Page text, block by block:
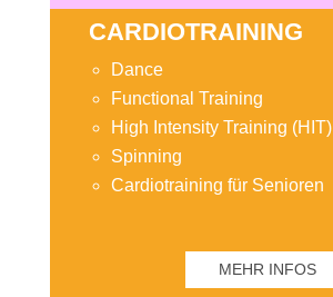
CARDIOTRAINING
Dance
Functional Training
High Intensity Training (HIT)
Spinning
Cardiotraining für Senioren
MEHR INFOS